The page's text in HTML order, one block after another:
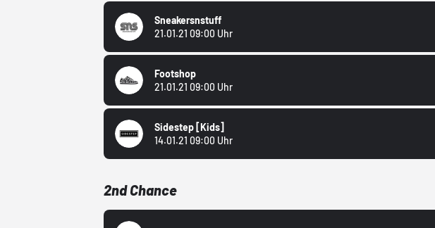
Sneakersnstuff
21.01.21 09:00 Uhr
Footshop
21.01.21 09:00 Uhr
Sidestep [Kids]
14.01.21 09:00 Uhr
2nd Chance